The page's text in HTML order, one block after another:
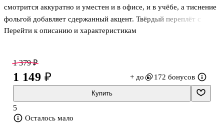
смотрится аккуратно и уместен и в офисе, и в учёбе, а тиснение
фольгой добавляет сдержанный акцент. Твёрдый переплёт с
мягкой прослойкой комфортно лежит в руках и защищает записи
брать с собой.
Перейти к описанию и характеристикам
1 379 ₽
1 149 ₽ + до 172 бонусов
Купить
5
Осталось мало